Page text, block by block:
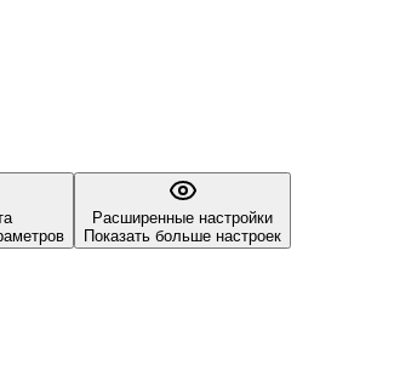
Расширенные настройки
Показать больше настроек